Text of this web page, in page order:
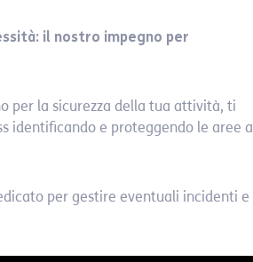
il nostro impegno per
per la sicurezza della tua attività, ti
identificando e proteggendo le aree a
per gestire eventuali incidenti e